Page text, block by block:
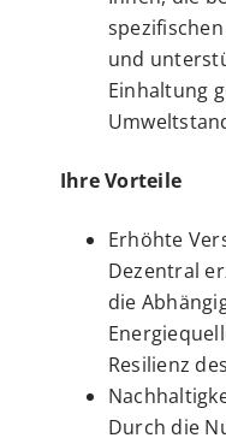
und
Einhaltung
Ihre Vorteile
Erhöhte
Dezentral
die
Resilienz
Durch die